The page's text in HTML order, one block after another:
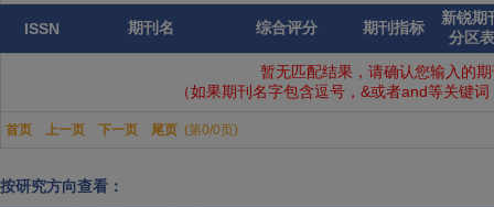
ISSN 期刊名 综合评分 期刊指标
新锐期
分区
暂无匹配结果，请确认您输入的
（如果期刊名字包含逗号，&或者and等关键
首页 上一页 下一页 尾页 (第0/0页)
按研究方向查看：